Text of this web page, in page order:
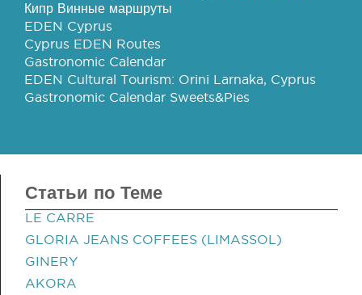
Кипр Винные маршруты
EDEN Cyprus
Cyprus EDEN Routes
Gastronomic Calendar
EDEN Cultural Tourism: Orini Larnaka, Cyprus
Gastronomic Calendar Sweets&Pies
Статьи по Теме
LE CARRE
GLORIA JEANS COFFEES (LIMASSOL)
GINERY
AKORA